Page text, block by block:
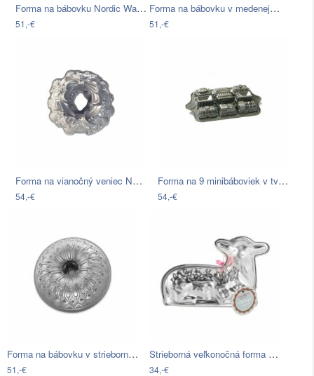
Forma na bábovku Nordic Ware Lesné…
51,-€
Forma na bábovku v medenej farbe Nordic…
51,-€
Forma na vianočný veniec Nordic Ware…
54,-€
Forma na 9 minibáboviek v tvare vláčika…
54,-€
Forma na bábovku v striebornej farbe…
51,-€
Strieborná veľkonočná forma v tvare…
34,-€